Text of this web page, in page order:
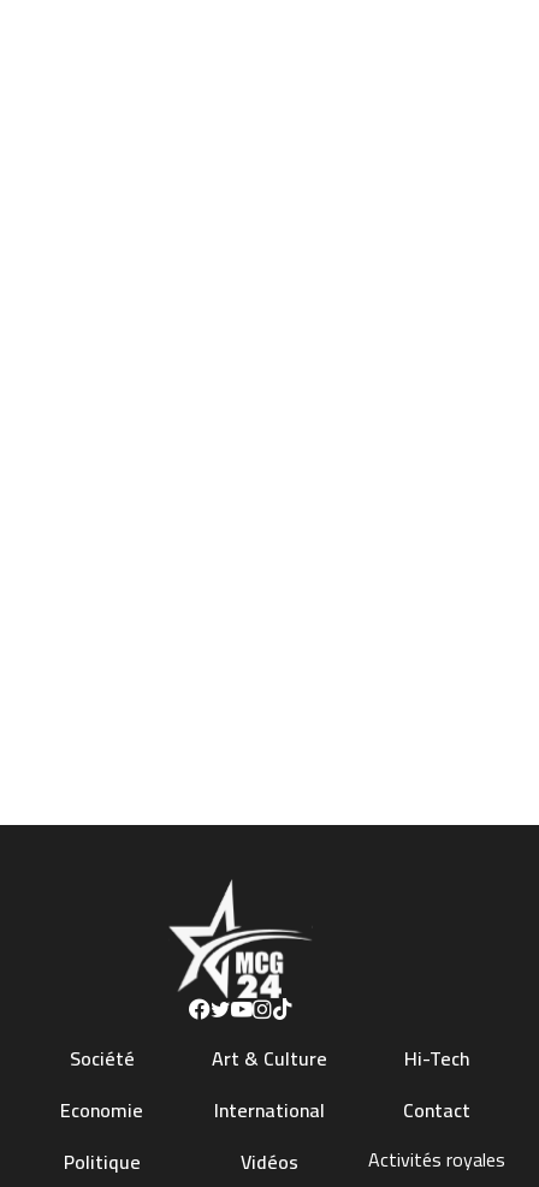
Société
Economie
Politique
Art & Culture
International
Vidéos
Hi-Tech
Contact
Activités royales